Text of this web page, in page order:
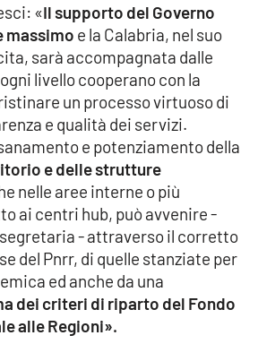
«Il supporto del Governo
massimo e la Calabria, nel suo
sarà accompagnata dalle
livello cooperano con la
un processo virtuoso di
e qualità dei servizi.
e potenziamento della
e delle strutture
nelle aree interne o più
ai centri hub, può avvenire -
- attraverso il corretto
del Pnrr, di quelle stanziate per
ed anche da una
dei criteri di riparto del Fondo
alle Regioni».